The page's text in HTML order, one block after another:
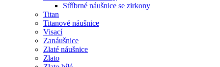
Stříbrné náušnice se zirkony
Titan
Titanové náušnice
Visací
Zanáušnice
Zlaté náušnice
Zlato